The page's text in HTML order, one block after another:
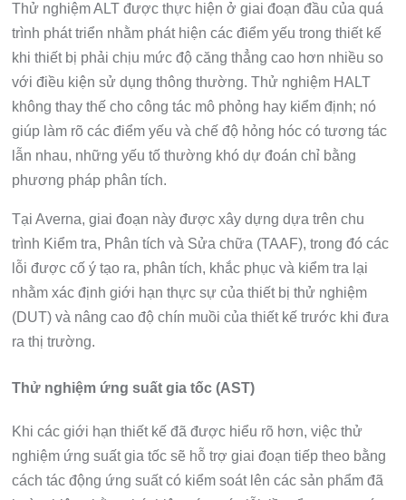
Thử nghiệm ALT được thực hiện ở giai đoạn đầu của quá
trình phát triển nhằm phát hiện các điểm yếu trong thiết kế
khi thiết bị phải chịu mức độ căng thẳng cao hơn nhiều so
với điều kiện sử dụng thông thường. Thử nghiệm HALT
không thay thế cho công tác mô phỏng hay kiểm định; nó
giúp làm rõ các điểm yếu và chế độ hỏng hóc có tương tác
lẫn nhau, những yếu tố thường khó dự đoán chỉ bằng
phương pháp phân tích.
Tại Averna, giai đoạn này được xây dựng dựa trên chu
trình Kiểm tra, Phân tích và Sửa chữa (TAAF), trong đó các
lỗi được cố ý tạo ra, phân tích, khắc phục và kiểm tra lại
nhằm xác định giới hạn thực sự của thiết bị thử nghiệm
(DUT) và nâng cao độ chín muồi của thiết kế trước khi đưa
ra thị trường.
Thử nghiệm ứng suất gia tốc (AST)
Khi các giới hạn thiết kế đã được hiểu rõ hơn, việc thử
nghiệm ứng suất gia tốc sẽ hỗ trợ giai đoạn tiếp theo bằng
cách tác động ứng suất có kiểm soát lên các sản phẩm đã